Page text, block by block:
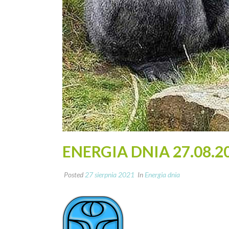
ENERGIA DNIA
Posted 27 sierpnia 2021 In Energia dnia